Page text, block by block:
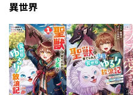
異世界